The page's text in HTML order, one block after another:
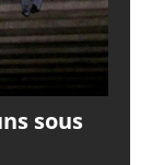
sous